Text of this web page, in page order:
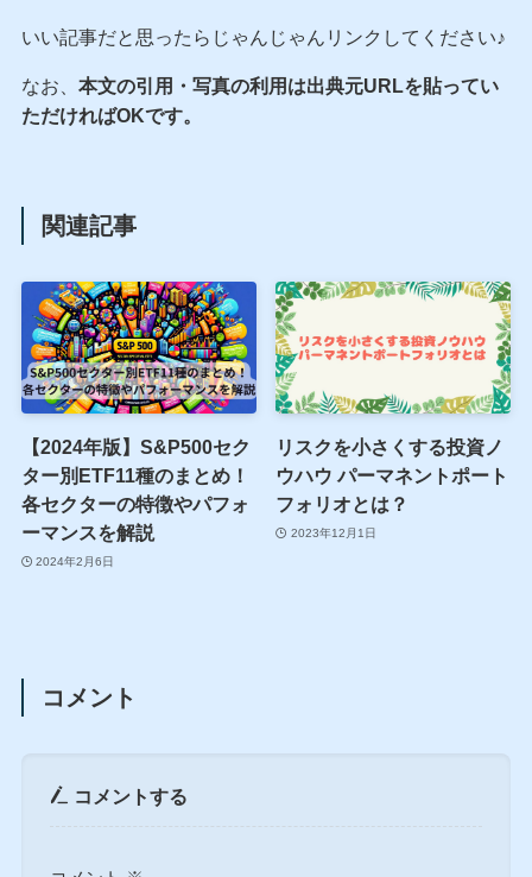
いい記事だと思ったらじゃんじゃんリンクしてください♪
なお、 本文の引用・写真の利用は出典元URLを貼ってい
ただければOKです。
関連記事
【2024年版】S&P500セク
ター別ETF11種のまとめ！
各セクターの特徴やパフォ
ーマンスを解説
2024年2月6日
リスクを小さくする投資ノ
ウハウ パーマネントポート
フォリオとは？
2023年12月1日
コメント
コメントする